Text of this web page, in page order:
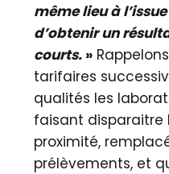
même lieu à
d’obtenir un
courts. »
tarifaires
qualités les
faisant disparaitre
proximité,
prélèvements, et